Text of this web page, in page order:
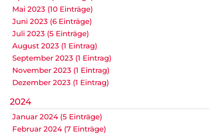
Mai 2023 (10 Einträge)
Juni 2023 (6 Einträge)
Juli 2023 (5 Einträge)
August 2023 (1 Eintrag)
September 2023 (1 Eintrag)
November 2023 (1 Eintrag)
Dezember 2023 (1 Eintrag)
2024
Januar 2024 (5 Einträge)
Februar 2024 (7 Einträge)